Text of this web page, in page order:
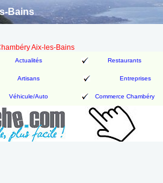
Bains
Aix-les-Bains
Actualités Restaurants
Artisans Entreprises
Véhicule/Auto Commerce Chambéry